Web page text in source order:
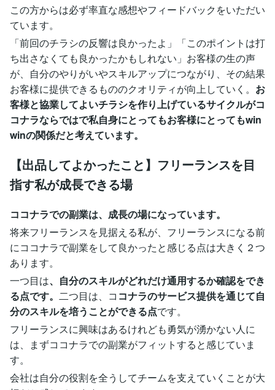
この方からは必ず率直な感想やフィードバックをいただい
ています。
「前回のチラシの反響は良かったよ」「このポイントは打
ち出さなくても良かったかもしれない」お客様の生の声
が、自分のやりがいやスキルアップにつながり、その結果
お客様に提供できるもののクオリティが向上していく。 お
客様と協業してよいチラシを作り上げているサイクルがコ
コナラならではで私自身にとってもお客様にとってもwin
winの関係だと考えています。
【出品してよかったこと】フリーランスを目
指す私が成長できる場
ココナラでの副業は、成長の場になっています。
将来フリーランスを見据える私が、フリーランスになる前
にココナラで副業をして良かったと感じる点は大きく２つ
あります。
一つ目は、自分のスキルがどれだけ通用するか確認をでき
る点です。 二つ目は、コ コナラのサービス提供を通じて自
分のスキルを培うことができる点です。
フリーランスに興味はあるけれども勇気が湧かない人に
は、まずココナラでの副業がフィットすると感じていま
す。
会社は自分の役割を全うしてチームを支えていくことが大